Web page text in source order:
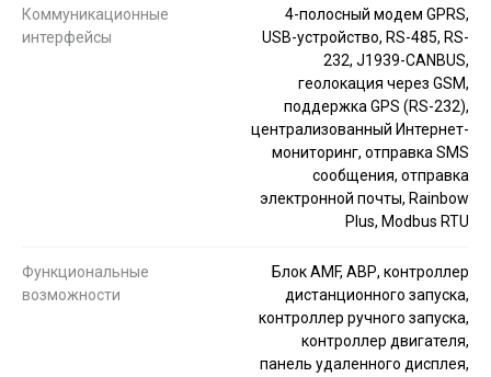
Коммуникационные
интерфейсы
4-полосный модем GPRS,
USB-устройство, RS-485, RS-
232, J1939-CANBUS,
геолокация через GSM,
поддержка GPS (RS-232),
централизованный Интернет-
мониторинг, отправка SMS
сообщения, отправка
электронной почты, Rainbow
Plus, Modbus RTU
Функциональные
возможности
Блок AMF, АВР, контроллер
дистанционного запуска,
контроллер ручного запуска,
контроллер двигателя,
панель удаленного дисплея,